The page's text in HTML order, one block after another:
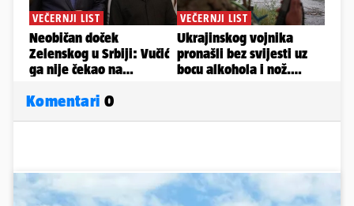
Komentari 0